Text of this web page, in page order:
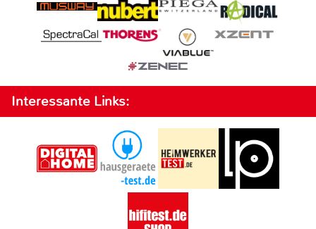
Interessante Links: